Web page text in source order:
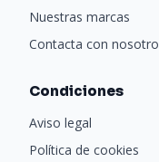
Nuestras marcas
Contacta con
Condiciones
Aviso legal
Política de cookies